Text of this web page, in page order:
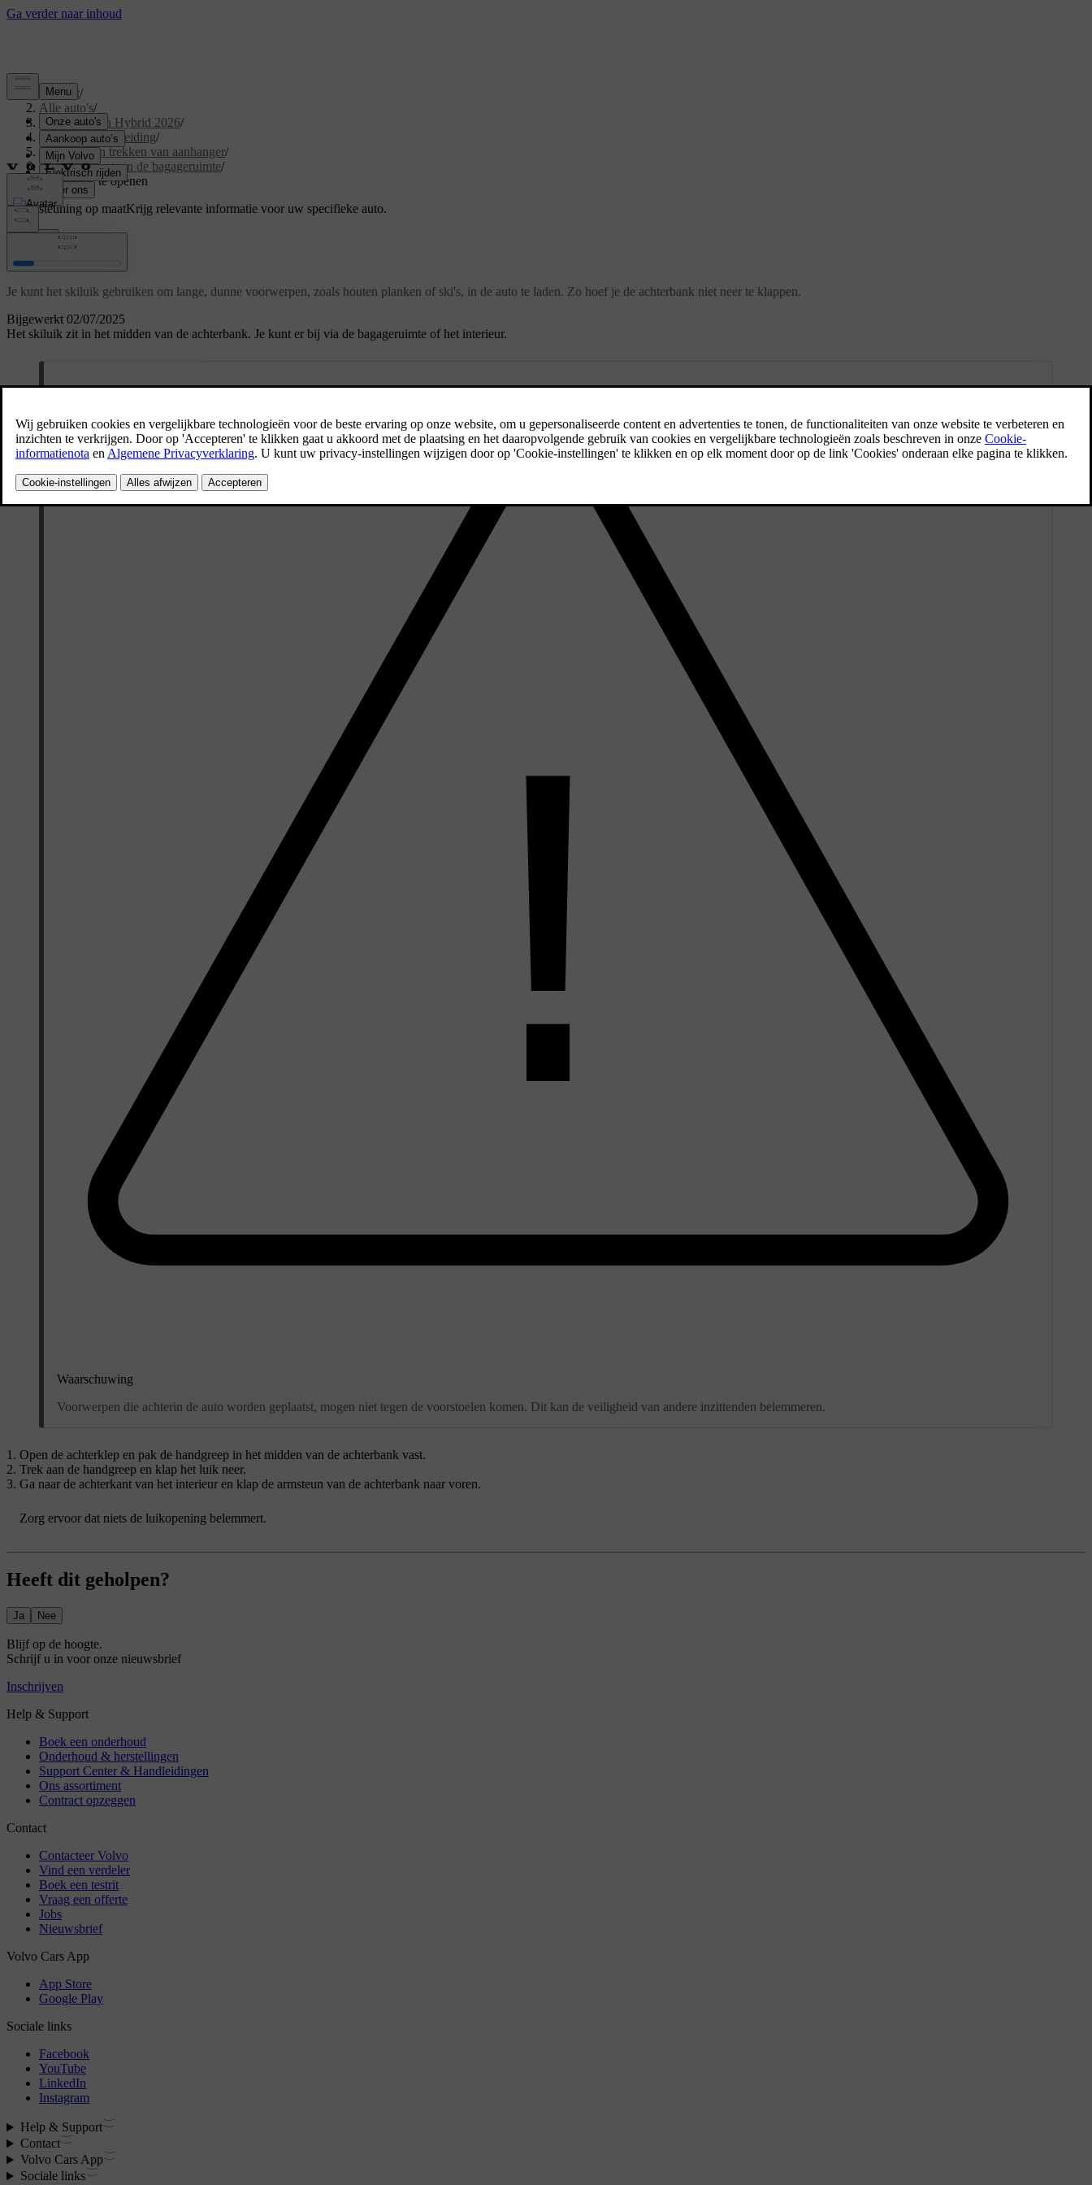
Support/
Alle auto's/
XC60 Plug-in Hybrid 2026/
Gebruikershandleiding/
Opbergen en trekken van aanhanger/
Opbergruimte in de bagageruimte/
Het skiluik te openen
Ondersteuning op maatKrijg relevante informatie voor uw specifieke auto.
Bijgewerkt 02/07/2025
Het skiluik te openen
Je kunt het skiluik gebruiken om lange, dunne voorwerpen, zoals houten planken of ski's, in de auto te laden. Zo hoef je de achterbank niet neer te klappen.
Het skiluik zit in het midden van de achterbank. Je kunt er bij via de bagageruimte of het interieur.
Waarschuwing
Voorwerpen die achterin de auto worden geplaatst, mogen niet tegen de voorstoelen komen. Dit kan de veiligheid van andere inzittenden belemmeren.
Open de achterklep en pak de handgreep in het midden van de achterbank vast.
Trek aan de handgreep en klap het luik neer.
Ga naar de achterkant van het interieur en klap de armsteun van de achterbank naar voren.
Zorg ervoor dat niets de luikopening belemmert.
Heeft dit geholpen?
Ja Nee